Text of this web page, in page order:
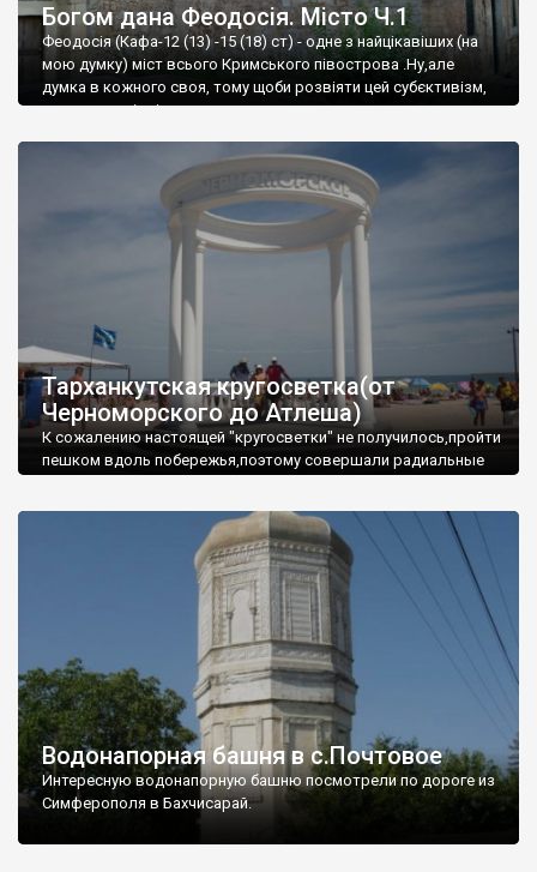
Богом дана Феодосія. Місто Ч.1
Феодосія (Кафа-12 (13) -15 (18) ст) - одне з найцікавіших (на
мою думку) міст всього Кримського півострова .Ну,але
думка в кожного своя, тому щоби розвіяти цей субєктивізм,
запрошую відвідати це
Тарханкутская кругосветка(от
Черноморского до Атлеша)
К сожалению настоящей "кругосветки" не получилось,пройти
пешком вдоль побережья,поэтому совершали радиальные
Водонапорная башня в с.Почтовое
Интересную водонапорную башню посмотрели по дороге из
Симферополя в Бахчисарай.